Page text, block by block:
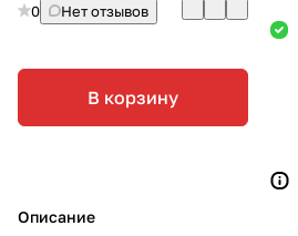
0 Нет отзывов
В корзину
Описание